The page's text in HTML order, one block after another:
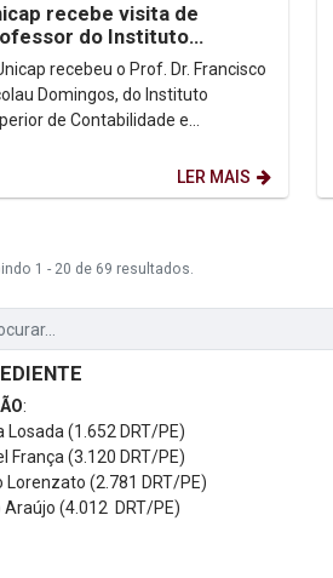
recebe visita de
do Instituto
de Contabilidade e
de Lisboa
recebeu o Prof. Dr. Francisco
Domingos, do Instituto
de Contabilidade e
LER MAIS
1 - 20 de 69 resultados.
:
Losada (1.652 DRT/PE)
França (3.120 DRT/PE)
Lorenzato (2.781 DRT/PE)
Araújo (4.012 DRT/PE)